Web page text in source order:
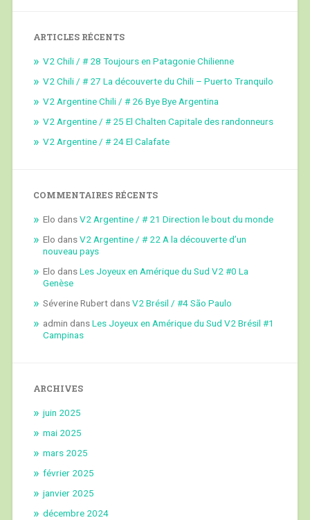
ARTICLES RÉCENTS
V2 Chili / # 28 Toujours en Patagonie Chilienne
V2 Chili / # 27 La découverte du Chili – Puerto Tranquilo
V2 Argentine Chili / # 26 Bye Bye Argentina
V2 Argentine / # 25 El Chalten Capitale des randonneurs
V2 Argentine / # 24 El Calafate
COMMENTAIRES RÉCENTS
Elo dansV2 Argentine / # 21 Direction le bout du monde
Elo dansV2 Argentine / # 22 A la découverte d’un
nouveau pays
Elo dansLes Joyeux en Amérique du Sud V2 #0 La
Genèse
Séverine RubertdansV2 Brésil / #4 São Paulo
admin dansLes Joyeux en Amérique du Sud V2 Brésil #1
Campinas
ARCHIVES
juin 2025
mai 2025
mars 2025
février 2025
janvier 2025
décembre 2024